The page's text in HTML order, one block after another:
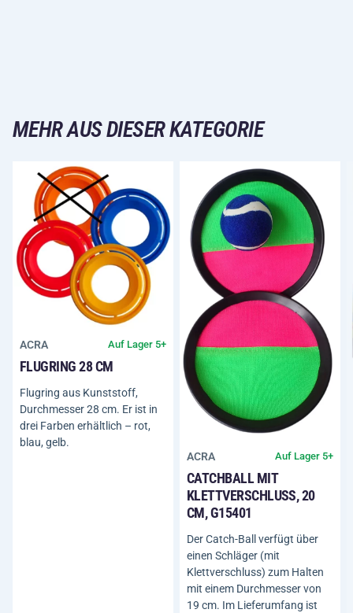
MEHR AUS DIESER KATEGORIE
ACRA Auf Lager 5+
FLUGRING 28 CM
Flugring aus Kunststoff,
Durchmesser 28 cm. Er ist in
drei Farben erhältlich – rot,
blau, gelb.
ACRA Auf Lager 5+
CATCHBALL MIT
KLETTVERSCHLUSS, 20
CM, G15401
Der Catch-Ball verfügt über
einen Schläger (mit
Klettverschluss) zum Halten
mit einem Durchmesser von
19 cm. Im Lieferumfang ist